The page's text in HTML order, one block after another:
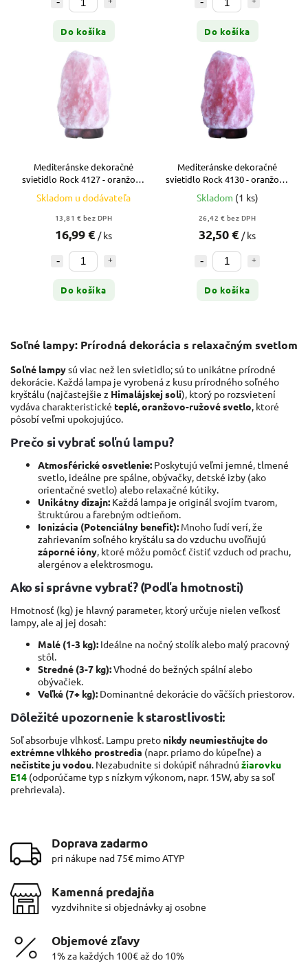
Do košíka Do košíka
Mediteránske dekoračné
svietidlo Rock 4127 - oranžová
- červená-oranžová
Skladom u dodávateľa
13,81 € bez DPH
16,99 € / ks
Do košíka
Mediteránske dekoračné
svietidlo Rock 4130 - oranžová
- červená-oranžová
Skladom (1 ks)
26,42 € bez DPH
32,50 € / ks
Do košíka
Soľné lampy: Prírodná dekorácia s relaxačným svetlom
Soľné lampysú viac než len svietidlo; sú to unikátne prírodné
dekorácie. Každá lampa je vyrobená z kusu prírodného soľného
kryštálu (najčastejšie z Himalájskej soli), ktorý po rozsvietení
vydáva charakteristické teplé, oranžovo-ružové svetlo, ktoré
pôsobí veľmi upokojujúco.
Prečo si vybrať soľnú lampu?
Atmosférické osvetlenie: Poskytujú veľmi jemné, tlmené
svetlo, ideálne pre spálne, obývačky, detské izby (ako
orientačné svetlo) alebo relaxačné kútiky.
Unikátny dizajn: Každá lampa je originál svojím tvarom,
štruktúrou a farebným odtieňom.
Ionizácia (Potenciálny benefit): Mnoho ľudí verí, že
zahrievaním soľného kryštálu sa do vzduchu uvoľňujú
záporné ióny, ktoré môžu pomôcť čistiť vzduch od prachu,
alergénov a elektrosmogu.
Ako si správne vybrať? (Podľa hmotnosti)
Hmotnosť (kg) je hlavný parameter, ktorý určuje nielen veľkosť
lampy, ale aj jej dosah:
Malé (1-3 kg): Ideálne na nočný stolík alebo malý pracovný
stôl.
Stredné (3-7 kg):Vhodné do bežných spální alebo
obývačiek.
Veľké (7+ kg): Dominantné dekorácie do väčších priestorov.
Dôležité upozornenie k starostlivosti:
Soľ absorbuje vlhkosť. Lampu preto nikdy neumiestňujte do
extrémne vlhkého prostredia (napr. priamo do kúpeľne) a
nečistite ju vodou. Nezabudnite si dokúpiť náhradnú žiarovku
E14 (odporúčame typ s nízkym výkonom, napr. 15W, aby sa soľ
prehrievala).
Doprava zadarmo
pri nákupe nad 75€ mimo ATYP
Kamenná predajňa
vyzdvihnite si objednávky aj osobne
Objemové zľavy
1% za každých 100€ až do 10%